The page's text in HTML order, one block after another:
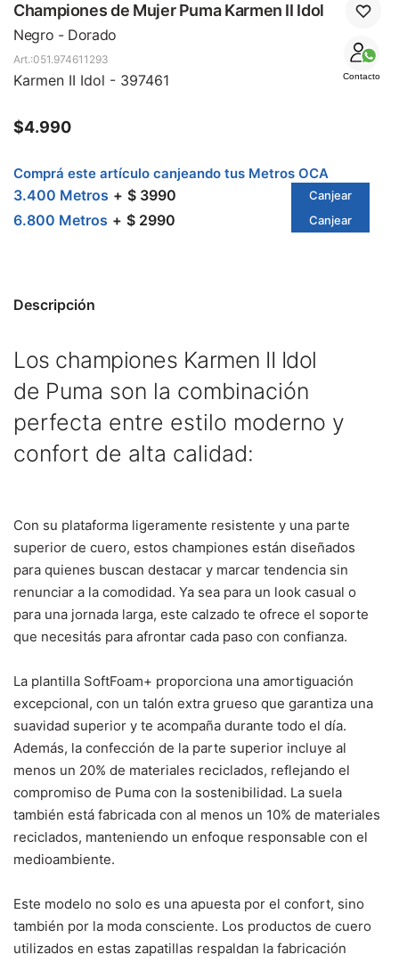
Championes de Mujer Puma Karmen II Idol
Negro - Dorado
Contacto
051.974611293
Karmen II Idol - 397461
$4.990
Comprá este artículo canjeando tus Metros OCA
3.400 Metros $ 3990 Canjear
6.800 Metros $ 2990 Canjear
Descripción
Los championes Karmen II Idol
de Puma son la combinación
perfecta entre estilo moderno y
confort de alta calidad:
Con su plataforma ligeramente resistente y una parte
superior de cuero, estos championes están diseñados
para quienes buscan destacar y marcar tendencia sin
renunciar a la comodidad. Ya sea para un look casual o
para una jornada larga, este calzado te ofrece el soporte
que necesitás para afrontar cada paso con confianza.
La plantilla SoftFoam+ proporciona una amortiguación
excepcional, con un talón extra grueso que garantiza una
suavidad superior y te acompaña durante todo el día.
Además, la confección de la parte superior incluye al
menos un 20% de materiales reciclados, reflejando el
compromiso de Puma con la sostenibilidad. La suela
también está fabricada con al menos un 10% de materiales
reciclados, manteniendo un enfoque responsable con el
medioambiente.
Este modelo no solo es una apuesta por el confort, sino
también por la moda consciente. Los productos de cuero
utilizados en estas zapatillas respaldan la fabricación